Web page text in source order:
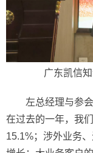
广东凯信
左总经理与参
在过去的一年，我
15.1%；涉外业务